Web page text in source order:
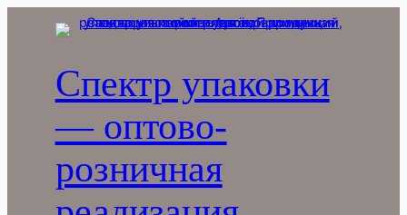
Перейти
Спектр упаковки
— оптово-
розничная